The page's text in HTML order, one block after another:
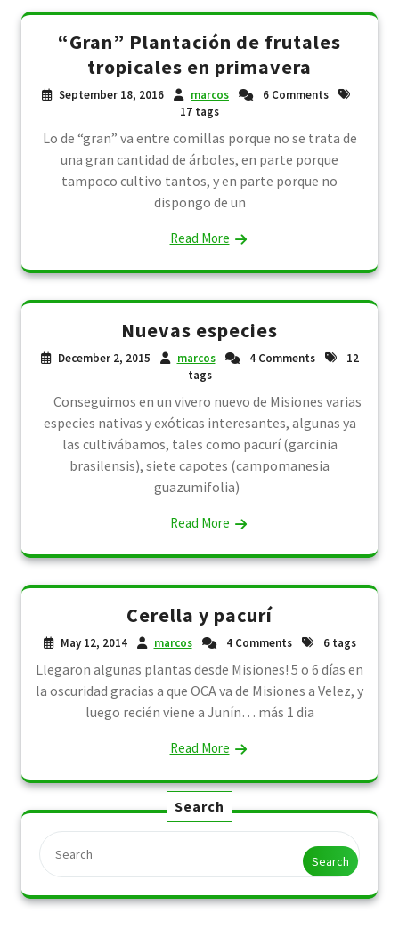
“Gran” Plantación de frutales
tropicales en primavera
September 18, 2016 marcos
6 Comments
17 tags
Lo de “gran” va entre comillas porque no se trata de
una gran cantidad de árboles, en parte porque
tampoco cultivo tantos, y en parte porque no
dispongo de un
Read More
Nuevas especies
December 2, 2015 marcos 4 Comments
12
tags
Conseguimos en un vivero nuevo de Misiones varias
especies nativas y exóticas interesantes, algunas ya
las cultivábamos, tales como pacurí (garcinia
brasilensis), siete capotes (campomanesia
guazumifolia)
Read More
Cerella y pacurí
May 12, 2014 marcos 4 Comments 6 tags
Llegaron algunas plantas desde Misiones! 5 o 6 días en
la oscuridad gracias a que OCA va de Misiones a Velez, y
luego recién viene a Junín… más 1 dia
Read More
Search
Search